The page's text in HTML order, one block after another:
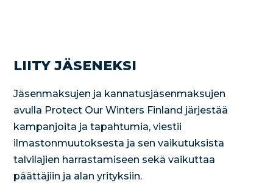
LIITY JÄSENEKSI
Jäsenmaksujen ja kannatusjäsenmaksujen
avulla Protect Our Winters Finland järjestää
kampanjoita ja tapahtumia, viestii
ilmastonmuutoksesta ja sen vaikutuksista
talvilajien harrastamiseen sekä vaikuttaa
päättäjiin ja alan yrityksiin.